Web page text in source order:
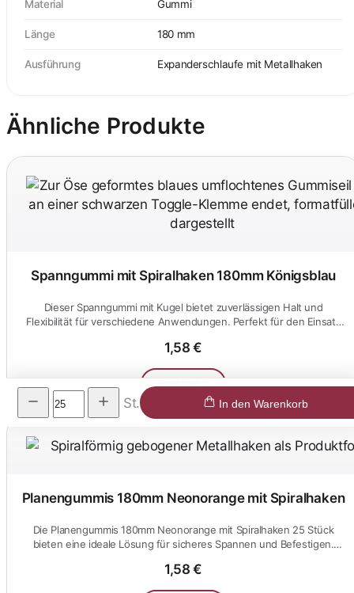
Material Gummi
Länge 180 mm
Ausführung Expanderschlaufe mit Metallhaken
Ähnliche Produkte
Spanngummi mit Spiralhaken 180mm Königsblau
Dieser Spanngummi mit Kugel bietet zuverlässigen Halt und
Flexibilität für verschiedene Anwendungen. Perfekt für den Einsatz
1,58 €
Planengummis 180mm Neonorange mit Spiralhaken
Die Planengummis 180mm Neonorange mit Spiralhaken 25 Stück
bieten eine ideale Lösung für sicheres Spannen und Befestigen.
1,58 €
St. In den Warenkorb